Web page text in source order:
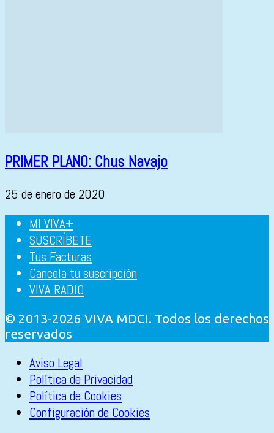
PRIMER PLANO: Chus Navajo
25 de enero de 2020
MI VIVA+
SUSCRÍBETE
Tus Facturas
Cancela tu suscripción
VIVA RADIO
© 2013-2026 VIVA MDCI. Todos los derechos
reservados
Aviso Legal
Política de Privacidad
Política de Cookies
Configuración de Cookies